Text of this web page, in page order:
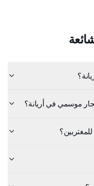
موسمي في أريانة؟